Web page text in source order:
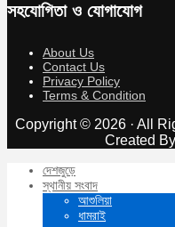
সহযোগিতা ও যোগাযোগ
About Us
Contact Us
Privacy Policy
Terms & Condition
Copyright © 2026 · All
Created By
দেশজুড়ে
স্থানীয় সংবাদ
আশুলিয়া
ধামরাই